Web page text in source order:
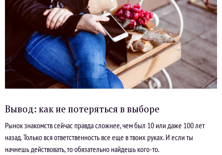
Вывод: как не потеряться в выборе
Рынок знакомств сейчас правда сложнее, чем был 10 или даже 100 лет
назад. Только вся ответственность все еще в твоих руках. И если ты
начнешь действовать, то обязательно найдешь кого-то.